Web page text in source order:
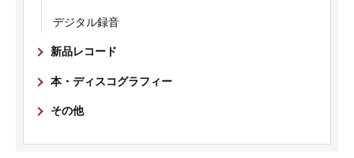
デジタル録音
新品レコード
本・ディスコグラフィー
その他